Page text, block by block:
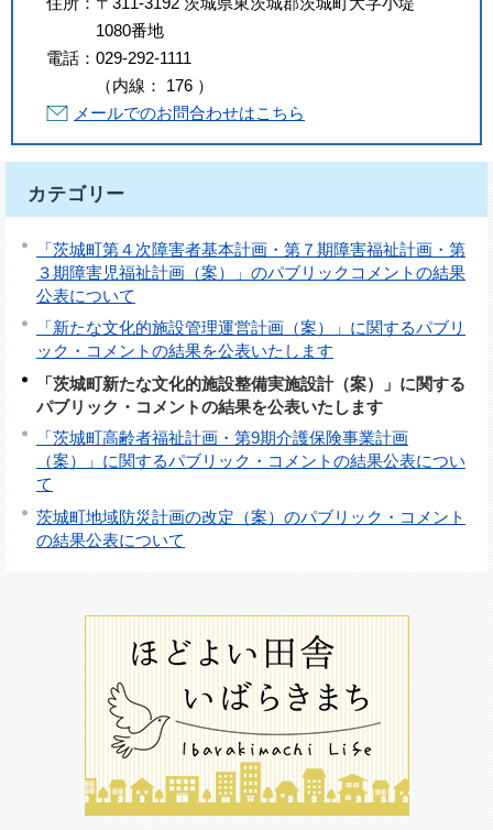
1080番地
電話： 029-292-1111
（内線 ： 176 ）
メールでのお問合わせはこちら
カテゴリー
「茨城町第４次障害者基本計画・第７期障害福祉計画・第
３期障害児福祉計画（案）」のパブリックコメントの結果
公表について
「新たな文化的施設管理運営計画（案）」に関するパブリ
ック・コメントの結果を公表いたします
「茨城町新たな文化的施設整備実施設計（案）」に関する
パブリック・コメントの結果を公表いたします
「茨城町高齢者福祉計画・第9期介護保険事業計画
（案）」に関するパブリック・コメントの結果公表につい
て
茨城町地域防災計画の改定（案）のパブリック・コメント
の結果公表について